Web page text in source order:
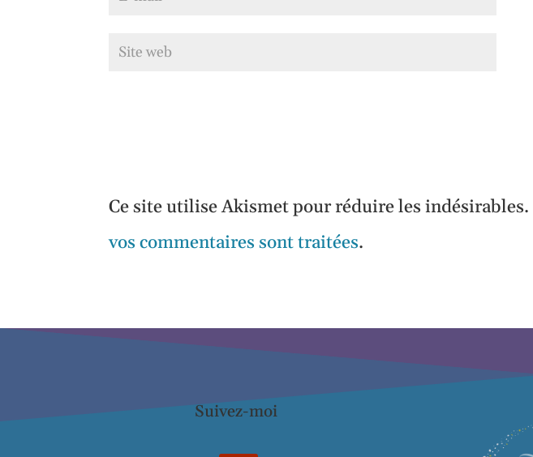
Ce site utilise Akismet pour réduire les indésirables.
vos commentaires sont traitées.
Suivez-moi